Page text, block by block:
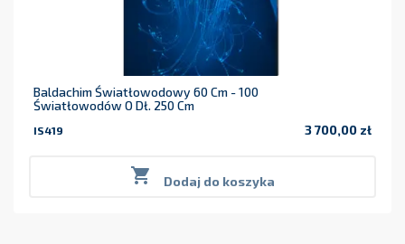
Baldachim Światłowodowy 60 Cm - 100
Światłowodów O Dł. 250 Cm
IS419 3 700,00 zł
 Dodaj do koszyka